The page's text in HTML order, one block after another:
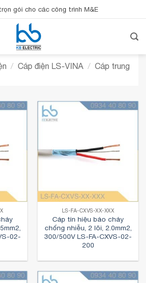
gói cho các công trình M&E
/ Cáp điện LS-VINA / Cáp trung
02-
LS-FA-CXVS-XX-XXX
Cáp tín hiệu báo cháy
chống nhiễu, 2 lõi, 2.0mm2,
300/500V LS-FA-CXVS-02-
200